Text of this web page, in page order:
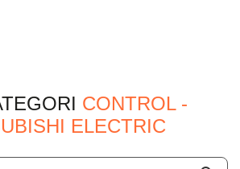
CONTROL -
ELECTRIC